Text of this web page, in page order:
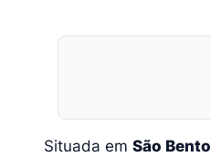
Situada em São Bento